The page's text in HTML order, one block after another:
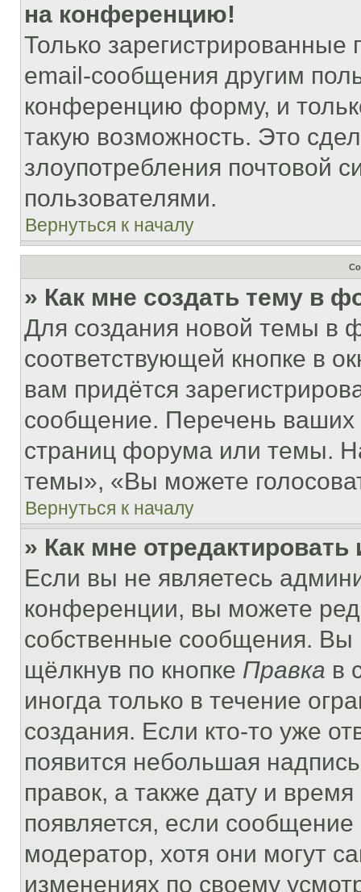
на конференцию!
Только зарегистрированные
email-сообщения другим
конференцию форму, и
такую возможность. Это
злоупотребления почтовой
пользователями.
Вернуться к началу
» Как мне создать тему в
Для создания новой темы в
соответствующей кнопке в
вам придётся
сообщение. Перечень ваших
страниц форума или темы.
темы», «Вы можете
Вернуться к началу
» Как мне
Если вы не являетесь
конференции, вы можете
собственные сообщения. Вы
щёлкнув по кнопке Правка в
иногда только в течение
создания. Если кто-то уже
появится небольшая
правок, а также дату и
появляется, если
модератор, хотя они могут
изменениях по своему